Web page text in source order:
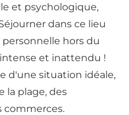
et psychologique,
dans ce lieu
hors du
et inattendu !
d'une situation idéale,
la plage, des
commerces.